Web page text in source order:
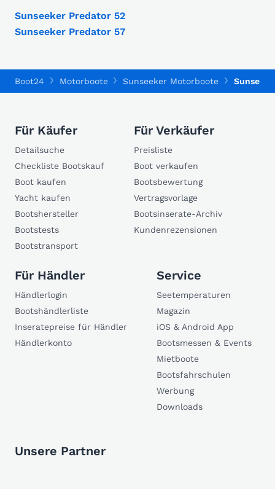
Sunseeker Predator 52
Sunseeker Predator 57
Boot24 Motorboote Sunseeker Motorboote
Für Käufer
Detailsuche
Checkliste Bootskauf
Boot kaufen
Yacht kaufen
Bootshersteller
Bootstests
Bootstransport
Für Verkäufer
Preisliste
Boot verkaufen
Bootsbewertung
Vertragsvorlage
Bootsinserate-Archiv
Kundenrezensionen
Für Händler
Händlerlogin
Bootshändlerliste
Inseratepreise für Händler
Händlerkonto
Service
Seetemperaturen
Magazin
iOS & Android App
Bootsmessen & Events
Mietboote
Bootsfahrschulen
Werbung
Downloads
Unsere Partner